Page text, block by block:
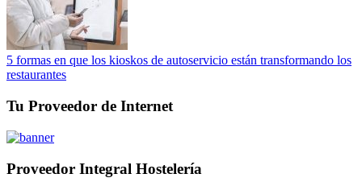
5 formas en que los kioskos de autoservicio están transformando los
restaurantes
Tu Proveedor de Internet
Proveedor Integral Hostelería